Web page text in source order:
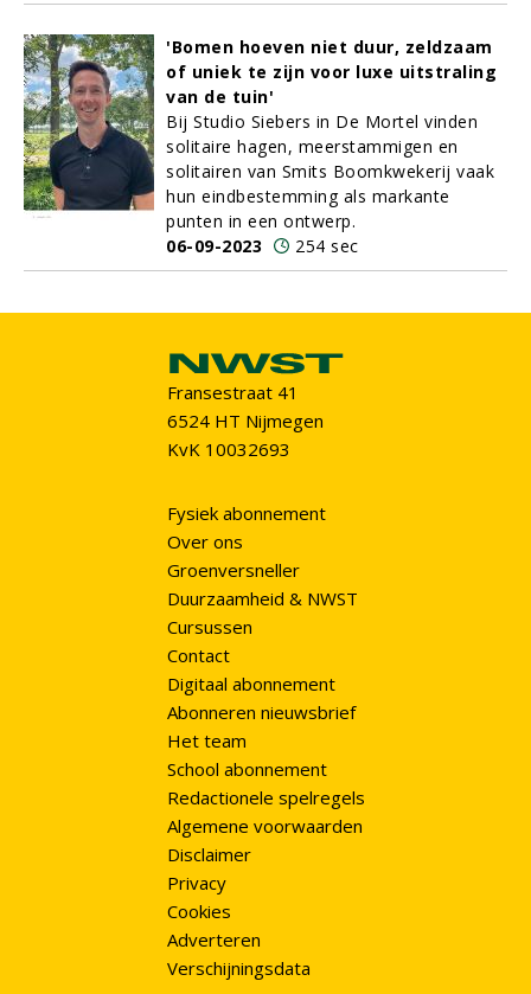
'Bomen hoeven niet duur, zeldzaam
of uniek te zijn voor luxe uitstraling
van de tuin'
Bij Studio Siebers in De Mortel vinden
solitaire hagen, meerstammigen en
solitairen van Smits Boomkwekerij vaak
hun eindbestemming als markante
punten in een ontwerp.
06-09-2023
254 sec
Fransestraat 41
6524 HT Nijmegen
KvK 10032693
Fysiek abonnement
Over ons
Groenversneller
Duurzaamheid & NWST
Cursussen
Contact
Digitaal abonnement
Abonneren nieuwsbrief
Het team
School abonnement
Redactionele spelregels
Algemene voorwaarden
Disclaimer
Privacy
Cookies
Adverteren
Verschijningsdata